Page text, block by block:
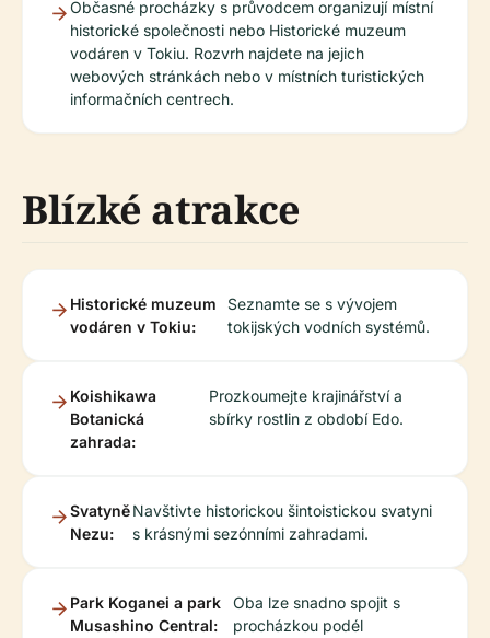
Občasné procházky s průvodcem organizují místní
historické společnosti nebo Historické muzeum
vodáren v Tokiu. Rozvrh najdete na jejich
webových stránkách nebo v místních turistických
informačních centrech.
Blízké atrakce
Historické muzeum
vodáren v Tokiu:
Seznamte se s vývojem
tokijských vodních systémů.
Koishikawa
Botanická
zahrada:
Prozkoumejte krajinářství a
sbírky rostlin z období Edo.
Svatyně
Nezu:
Navštivte historickou šintoistickou svatyni
s krásnými sezónními zahradami.
Park Koganei a park
Musashino Central:
Oba lze snadno spojit s
procházkou podél